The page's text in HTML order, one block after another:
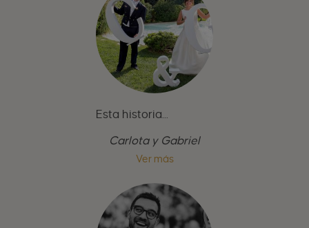
Esta historia...
Carlota y Gabriel
Ver más